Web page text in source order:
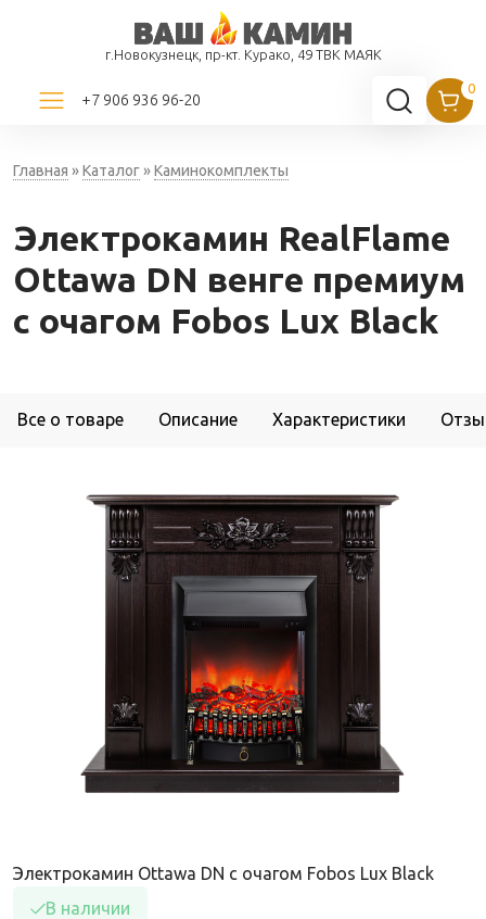
г.Новокузнецк, пр-кт. Курако, 49 ТВК МАЯК
+7 906 936 96-20
Главная »Каталог»Каминокомплекты
Электрокамин RealFlame
Ottawa DN венге премиум
с очагом Fobos Lux Black
Все о товаре Описание Характеристики
Электрокамин Ottawa DN с очагом Fobos Lux Black
В наличии